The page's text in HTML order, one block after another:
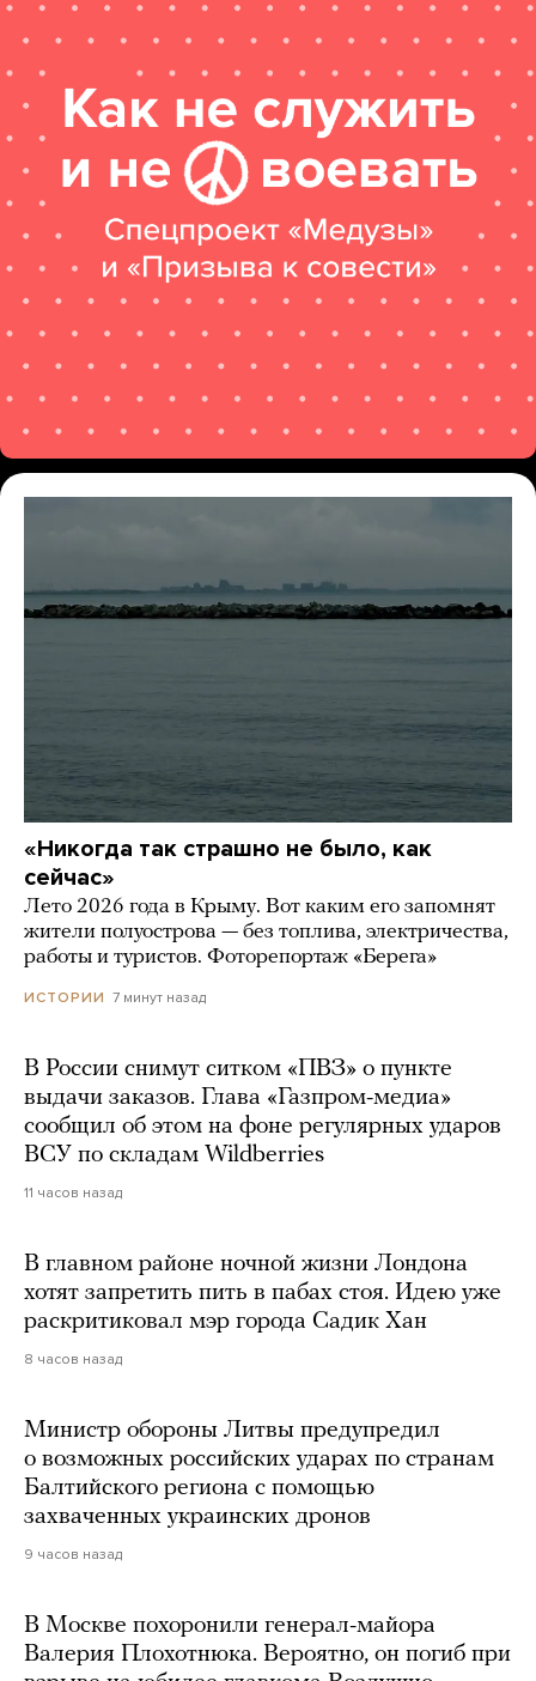
«Никогда так страшно не было, как
сейчас»
Лето 2026 года в Крыму. Вот каким его запомнят
жители полуострова — без топлива, электричества,
работы и туристов. Фоторепортаж «Берега»
ИСТОРИИ 7 минут назад
В России снимут ситком «ПВЗ» о пункте
выдачи заказов. Глава «Газпром-медиа»
сообщил об этом на фоне регулярных ударов
ВСУ по складам Wildberries
11 часов назад
В главном районе ночной жизни Лондона
хотят запретить пить в пабах стоя. Идею уже
раскритиковал мэр города Садик Хан
8 часов назад
Министр обороны Литвы предупредил
о возможных российских ударах по странам
Балтийского региона с помощью
захваченных украинских дронов
9 часов назад
В Москве похоронили генерал-майора
Валерия Плохотнюка. Вероятно, он погиб при